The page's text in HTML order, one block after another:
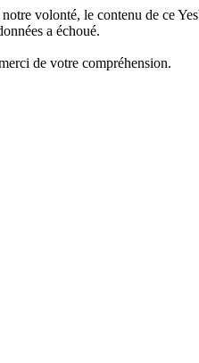
volonté, le contenu de ce
a échoué.
de votre compréhension.